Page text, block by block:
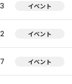
イベント
イベント
イベント